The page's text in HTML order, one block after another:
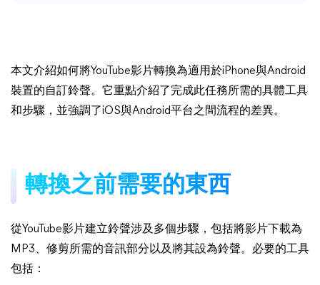
本文介紹如何將YouTube影片轉換為適用於iPhone與Android
裝置的自訂鈴聲。它重點介紹了完成此任務所需的具體工具
和步驟，並強調了iOS與Android平台之間流程的差異。
轉換之前需要的東西
從YouTube影片建立鈴聲涉及多個步驟，包括將影片下載為
MP3、修剪所需的音訊部分以及將其設為鈴聲。必要的工具
包括：